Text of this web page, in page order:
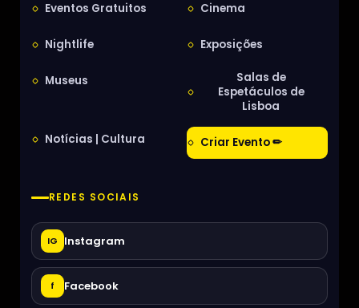
Eventos Gratuitos Cinema
Nightlife Exposições
Museus
Salas de
Espetáculos de
Lisboa
Notícias | Cultura Criar Evento ✏
REDES SOCIAIS
IG Instagram
f Facebook